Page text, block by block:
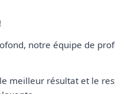
!
notre équipe de
résultat et le